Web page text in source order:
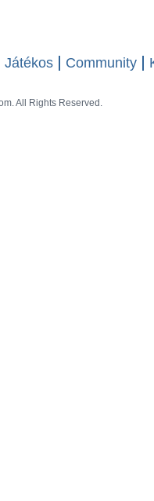
Játékos Community
All Rights Reserved.